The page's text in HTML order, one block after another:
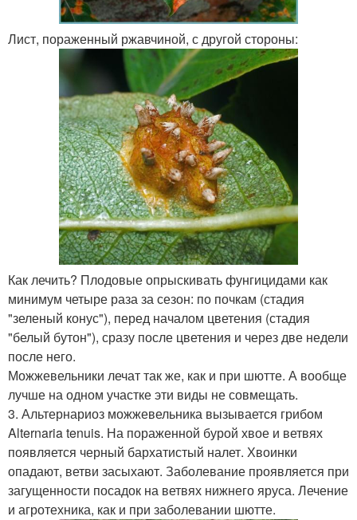
Лист, пораженный ржавчиной, с другой стороны:
Как лечить? Плодовые опрыскивать фунгицидами как
минимум четыре раза за сезон: по почкам (стадия
"зеленый конус"), перед началом цветения (стадия
"белый бутон"), сразу после цветения и через две недели
после него.
Можжевельники лечат так же, как и при шютте. А вообще
лучше на одном участке эти виды не совмещать.
3. Альтернариоз можжевельника вызывается грибом
Alternaria tenuis. На пораженной бурой хвое и ветвях
появляется черный бархатистый налет. Хвоинки
опадают, ветви засыхают. Заболевание проявляется при
загущенности посадок на ветвях нижнего яруса. Лечение
и агротехника, как и при заболевании шютте.